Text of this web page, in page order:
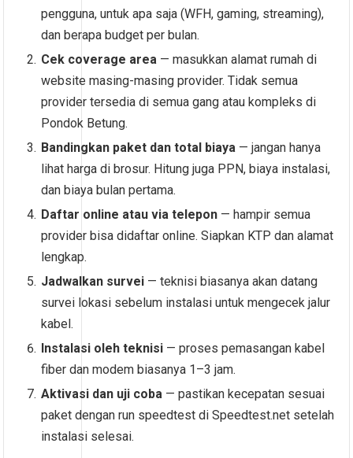
pengguna, untuk apa saja (WFH, gaming, streaming),
dan berapa budget per bulan.
Cek coverage area — masukkan alamat rumah di
website masing-masing provider. Tidak semua
provider tersedia di semua gang atau kompleks di
Pondok Betung.
Bandingkan paket dan total biaya — jangan hanya
lihat harga di brosur. Hitung juga PPN, biaya instalasi,
dan biaya bulan pertama.
Daftar online atau via telepon — hampir semua
provider bisa didaftar online. Siapkan KTP dan alamat
lengkap.
Jadwalkan survei — teknisi biasanya akan datang
survei lokasi sebelum instalasi untuk mengecek jalur
kabel.
Instalasi oleh teknisi — proses pemasangan kabel
fiber dan modem biasanya 1–3 jam.
Aktivasi dan uji coba — pastikan kecepatan sesuai
paket dengan run speedtest di Speedtest.net setelah
instalasi selesai.